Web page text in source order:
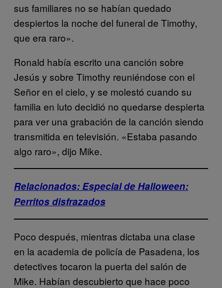
sus familiares no se habían quedado
despiertos la noche del funeral de Timothy,
que era raro».
Ronald había escrito una canción sobre
Jesús y sobre Timothy reuniéndose con el
Señor en el cielo, y se molestó cuando su
familia en luto decidió no quedarse despierta
para ver una grabación de la canción siendo
transmitida en televisión. «Estaba pasando
algo raro», dijo Mike.
Relacionados: Especial de Halloween:
Perritos disfrazados
Poco después, mientras dictaba una clase
en la academia de policía de Pasadena, los
detectives tocaron la puerta del salón de
Mike. Habían descubierto que hace poco